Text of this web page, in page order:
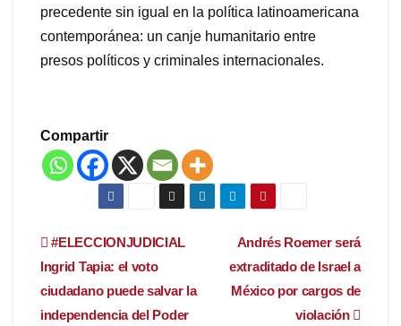
precedente sin igual en la política latinoamericana
contemporánea: un canje humanitario entre
presos políticos y criminales internacionales.
Compartir
Navegación
de
Andrés Roemer será
extraditado de Israel a
México por cargos de
violación
#ELECCIONJUDICIAL
Ingrid Tapia: el voto
ciudadano puede salvar la
independencia del Poder